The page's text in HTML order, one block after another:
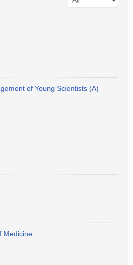
of Young Scientists (A)
Medicine